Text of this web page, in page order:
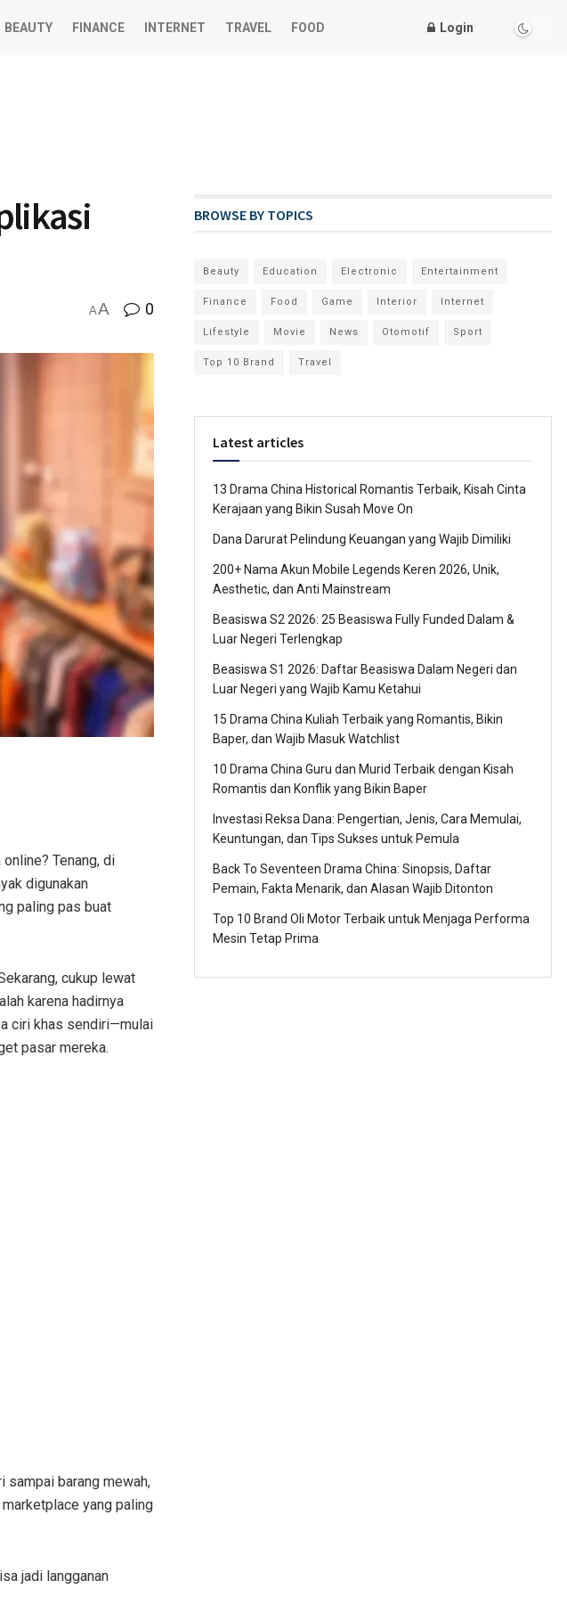
BEAUTY FINANCE INTERNET TRAVEL FOOD Login
AA 0
Tenang, di
digunakan
paling pas buat
cukup lewat
karena hadirnya
ciri khas sendiri—mulai
pasar mereka.
sampai barang mewah,
yang paling
jadi langganan
BROWSE BY TOPICS
Beauty Education Electronic Entertainment
Finance Food Game Interior Internet
Lifestyle Movie News Otomotif Sport
Top 10 Brand Travel
Latest articles
13 Drama China Historical Romantis Terbaik, Kisah Cinta
Kerajaan yang Bikin Susah Move On
Dana Darurat Pelindung Keuangan yang Wajib Dimiliki
200+ Nama Akun Mobile Legends Keren 2026, Unik,
Aesthetic, dan Anti Mainstream
Beasiswa S2 2026: 25 Beasiswa Fully Funded Dalam &
Luar Negeri Terlengkap
Beasiswa S1 2026: Daftar Beasiswa Dalam Negeri dan
Luar Negeri yang Wajib Kamu Ketahui
15 Drama China Kuliah Terbaik yang Romantis, Bikin
Baper, dan Wajib Masuk Watchlist
10 Drama China Guru dan Murid Terbaik dengan Kisah
Romantis dan Konflik yang Bikin Baper
Investasi Reksa Dana: Pengertian, Jenis, Cara Memulai,
Keuntungan, dan Tips Sukses untuk Pemula
Back To Seventeen Drama China: Sinopsis, Daftar
Pemain, Fakta Menarik, dan Alasan Wajib Ditonton
Top 10 Brand Oli Motor Terbaik untuk Menjaga Performa
Mesin Tetap Prima